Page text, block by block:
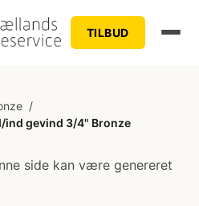
TILBUD
/
ind gevind 3/4" Bronze
side kan være genereret